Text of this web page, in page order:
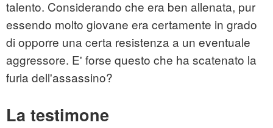
talento. Considerando che era ben allenata, pur
essendo molto giovane era certamente in grado
di opporre una certa resistenza a un eventuale
aggressore. E' forse questo che ha scatenato la
furia dell'assassino?
La testimone